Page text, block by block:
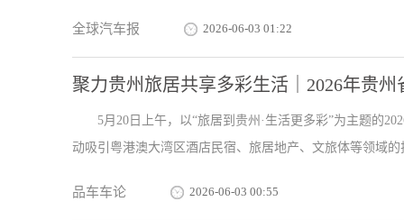
全球汽车报 2026-06-03 01:22
聚力贵州旅居共享多彩生活｜2026年贵
5月20日上午，以“旅居到贵州·生活更多彩”为主题的
动吸引粤港澳大湾区酒店民宿、旅居地产、文旅体等领域
品车车论 2026-06-03 00:55